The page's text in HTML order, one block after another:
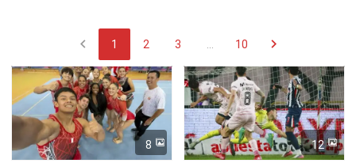
chevron_left 1 2 3 10 chevron_right
8 12